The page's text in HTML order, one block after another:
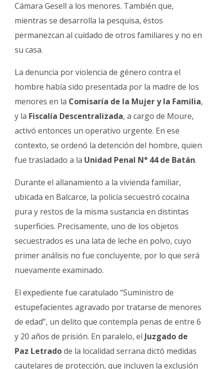
Cámara Gesell a los menores. También que,
mientras se desarrolla la pesquisa, éstos
permanezcan al cuidado de otros familiares y no en
su casa.
La denuncia por violencia de género contra el
hombre había sido presentada por la madre de los
menores en la Comisaría de la Mujer y la Familia,
y la Fiscalía Descentralizada, a cargo de Moure,
activó entonces un operativo urgente. En ese
contexto, se ordenó la detención del hombre, quien
fue trasladado a la Unidad Penal N° 44 de Batán.
Durante el allanamiento a la vivienda familiar,
ubicada en Balcarce, la policía secuestró cocaína
pura y restos de la misma sustancia en distintas
superficies. Precisamente, uno de los objetos
secuestrados es una lata de leche en polvo, cuyo
primer análisis no fue concluyente, por lo que será
nuevamente examinado.
El expediente fue caratulado “Suministro de
estupefacientes agravado por tratarse de menores
de edad”, un delito que contempla penas de entre 6
y 20 años de prisión. En paralelo, el Juzgado de
Paz Letradode la localidad serrana dictó medidas
cautelares de protección, que incluyen la exclusión